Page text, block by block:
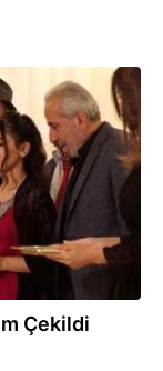
Çekildi